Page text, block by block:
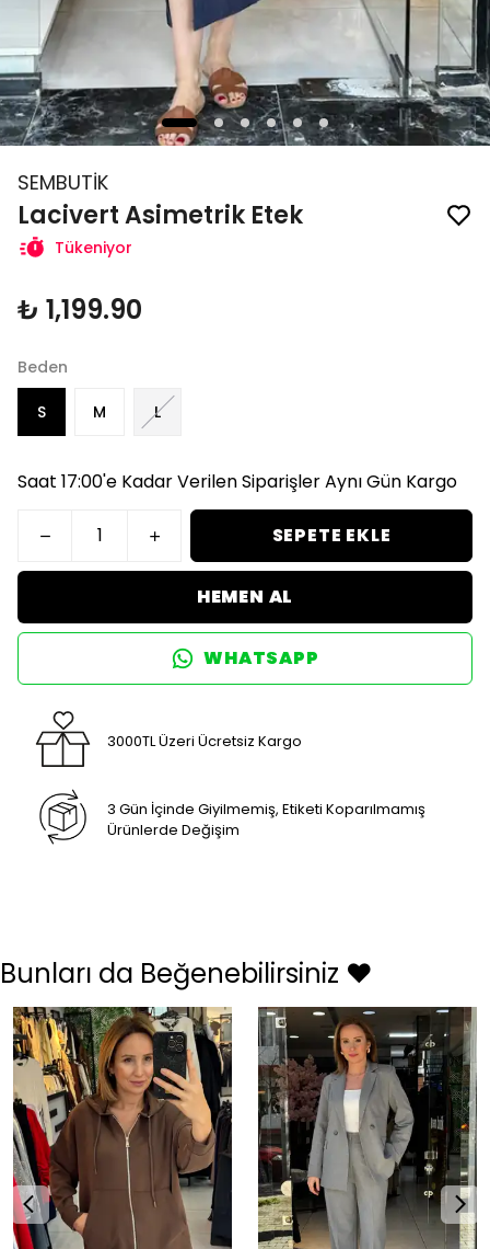
SEMBUTİK
Lacivert Asimetrik Etek
Tükeniyor
₺ 1,199.90
Beden
S M L
Saat 17:00'e Kadar Verilen Siparişler Aynı Gün Kargo
SEPETE EKLE
HEMEN AL
WHATSAPP
3000TL Üzeri Ücretsiz Kargo
3 Gün İçinde Giyilmemiş, Etiketi Koparılmamış
Ürünlerde Değişim
Bunları da Beğenebilirsiniz ❤️